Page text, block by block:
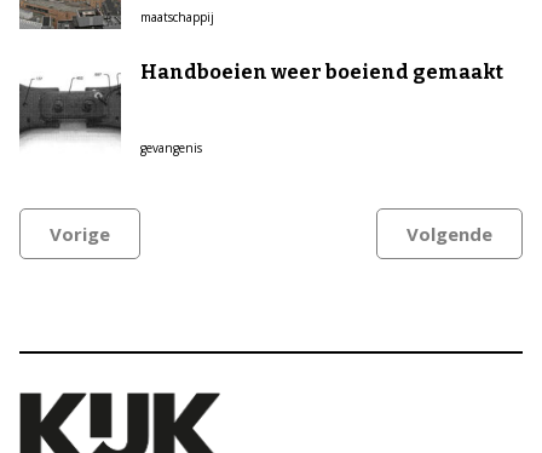
maatschappij
Handboeien weer boeiend gemaakt
gevangenis
Vorige Volgende